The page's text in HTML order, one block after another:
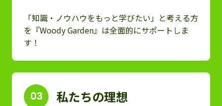
「知識・ノウハウをもっと学びたい」と考える方
を『Woody Garden』は全面的にサポートしま
す！
03 私たちの理想